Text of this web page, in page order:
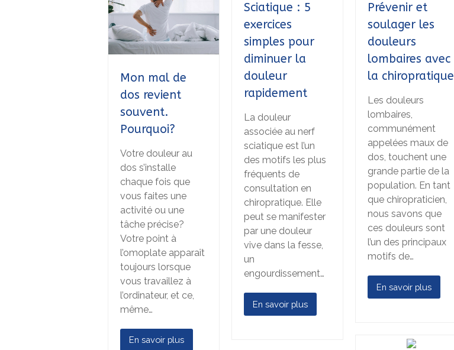
Mon mal de
dos revient
souvent.
Pourquoi?
Votre douleur au
dos s’installe
chaque fois que
vous faites une
activité ou une
tâche précise?
Votre point à
l’omoplate apparaît
toujours lorsque
vous travaillez à
l’ordinateur, et ce,
même…
En savoir plus
Sciatique : 5
exercices
simples pour
diminuer la
douleur
rapidement
La douleur
associée au nerf
sciatique est l’un
des motifs les plus
fréquents de
consultation en
chiropratique. Elle
peut se manifester
par une douleur
vive dans la fesse,
un
engourdissement…
En savoir plus
Prévenir et
soulager les
douleurs
lombaires avec
la chiropratique
Les douleurs
lombaires,
communément
appelées maux de
dos, touchent une
grande partie de la
population. En tant
que chiropraticien,
nous savons que
ces douleurs sont
l’un des principaux
motifs de…
En savoir plus